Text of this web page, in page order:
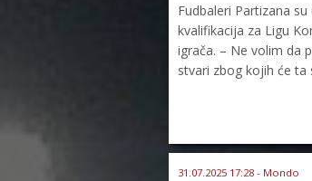
Fudbaleri Partizana
kvalifikacija za Ligu
igrača. – Ne volim da
stvari zbog kojih će ta
31.07.2025 17:28 - Mondo